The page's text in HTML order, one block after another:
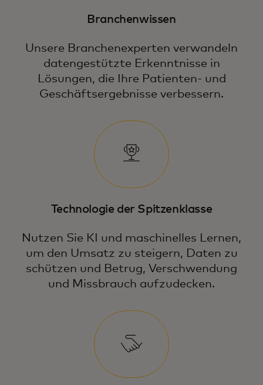
Branchenwissen
Unsere Branchenexperten verwandeln
datengestützte Erkenntnisse in
Lösungen, die Ihre Patienten- und
Geschäftsergebnisse verbessern.
Technologie der Spitzenklasse
Nutzen Sie KI und maschinelles Lernen,
um den Umsatz zu steigern, Daten zu
schützen und Betrug, Verschwendung
und Missbrauch aufzudecken.